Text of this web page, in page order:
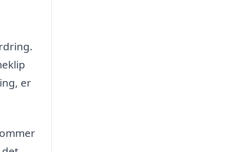
er